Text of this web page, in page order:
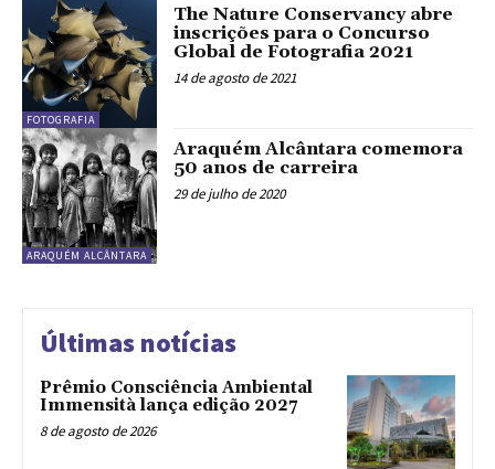
FOTOGRAFIA
The Nature Conservancy abre
inscrições para o Concurso
Global de Fotografia 2021
14 de agosto de 2021
ARAQUÉM ALCÂNTARA
Araquém Alcântara comemora
50 anos de carreira
29 de julho de 2020
Últimas notícias
Prêmio Consciência Ambiental
Immensità lança edição 2027
8 de agosto de 2026